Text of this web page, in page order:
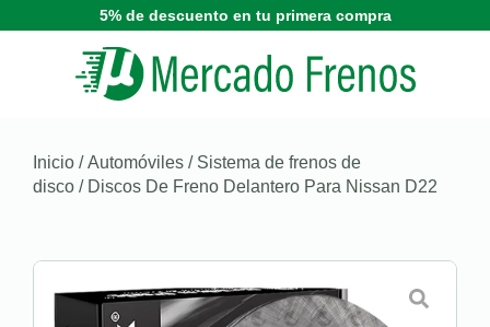
5% de descuento en tu primera compra
Inicio /Automóviles / Sistema de frenos de
disco / Discos De Freno Delantero Para Nissan D22